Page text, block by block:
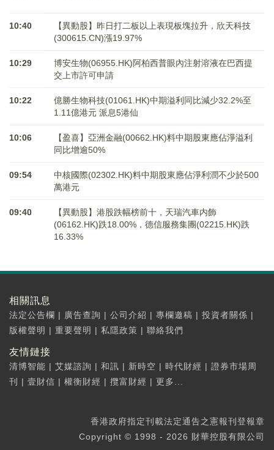
10:40
【異動股】昨日打二板以上表現板塊拉升，欣天科技
(300615.CN)漲19.97%
10:29
博安生物(06955.HK)阿柏西普眼內注射溶液在巴西提
交上市許可申請
10:22
億勝生物科技(01061.HK)中期溢利同比減少32.2%至
1.11億港元 派息5港仙
10:06
【盈喜】亞洲金融(00662.HK)料中期股東應佔淨溢利
同比增逾50%
09:54
中核國際(02302.HK)料中期股東應佔淨利潤不少於500
萬港元
09:40
【異動股】港股跌幅榜前十，天瑞汽車内飾
(06162.HK)跌18.00%，德信服務集團(02215.HK)跌
16.33%
相關訊息
法定公告欄 | 廣告查詢 | 公司介紹 | 專欄邀稿 | 投資者關係 |
版權聲明 | 重要聲明 | 私隱政策 | 聯絡我們
友情鏈接
清博智能 | 艾媒諮詢 | 和訊 | 新時空 | 時代財經 | 證券市場周
刊
| 壹財信 | 權衡財經 | 攬富財經 | 更多...
香港政府指定刊載法定通告之憲報刊登報章
Copyright © 1998 - 2026 財華控股有限公司